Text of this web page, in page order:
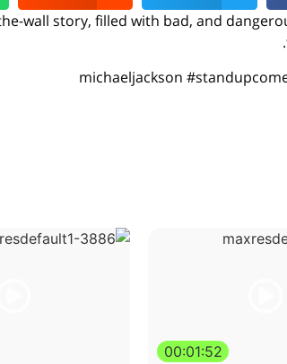
wall story, filled with bad, and
00:01:52